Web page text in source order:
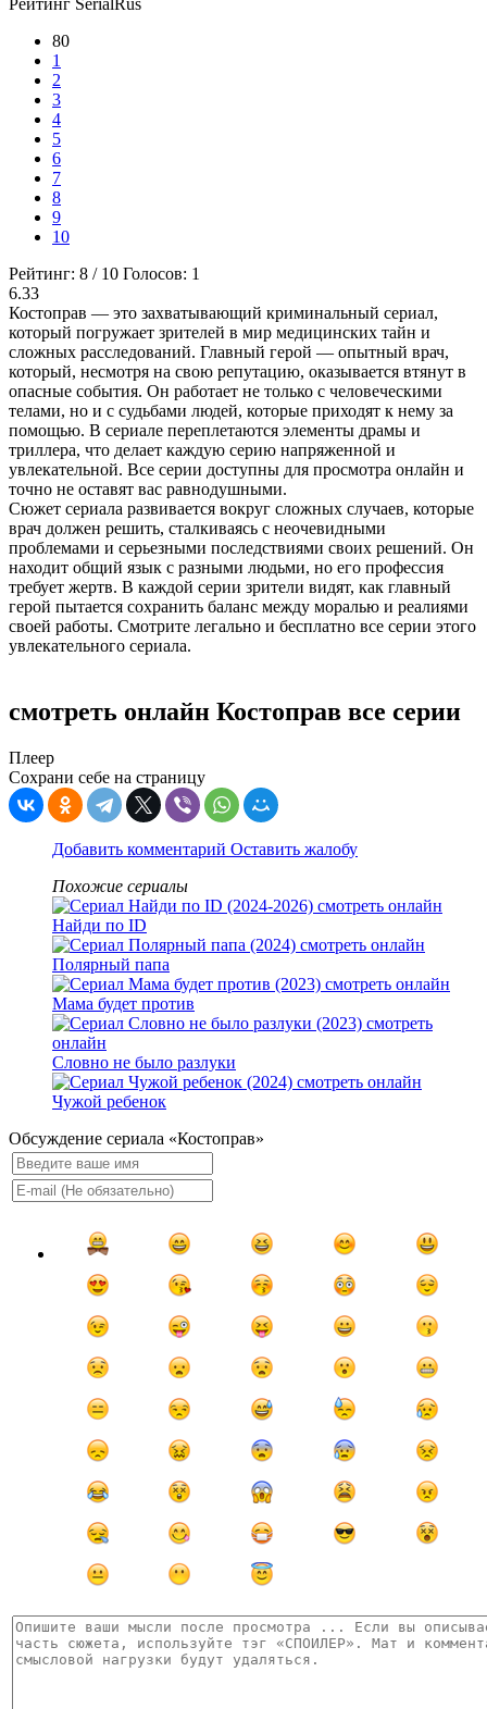
Рейтинг SerialRus
80
1
2
3
4
5
6
7
8
9
10
Рейтинг: 8 / 10 Голосов: 1
6.33
Костоправ — это захватывающий криминальный сериал,
который погружает зрителей в мир медицинских тайн и
сложных расследований. Главный герой — опытный врач,
который, несмотря на свою репутацию, оказывается втянут в
опасные события. Он работает не только с человеческими
телами, но и с судьбами людей, которые приходят к нему за
помощью. В сериале переплетаются элементы драмы и
триллера, что делает каждую серию напряженной и
увлекательной. Все серии доступны для просмотра онлайн и
точно не оставят вас равнодушными.
Сюжет сериала развивается вокруг сложных случаев, которые
врач должен решить, сталкиваясь с неочевидными
проблемами и серьезными последствиями своих решений. Он
находит общий язык с разными людьми, но его профессия
требует жертв. В каждой серии зрители видят, как главный
герой пытается сохранить баланс между моралью и реалиями
своей работы. Смотрите легально и бесплатно все серии этого
увлекательного сериала.
смотреть онлайн Костоправ все серии
Плеер
Сохрани себе на страницу
Добавить комментарий Оставить жалобу
Похожие сериалы
Найди по ID
Полярный папа
Мама будет против
Словно не было разлуки
Чужой ребенок
Обсуждение сериала «Костоправ»